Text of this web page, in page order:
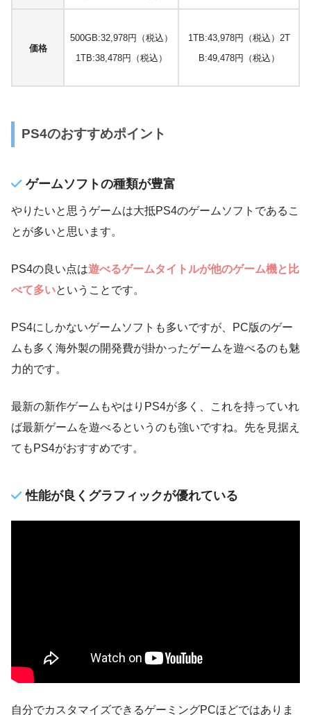
価格
500GB:32,978円（税込）
1TB:38,478円（税込）
1TB:43,978円（税込） 2T
B:49,478円（税込）
PS4のおすすめポイント
ゲームソフトの種類が豊富
やりたいと思うゲームは大抵PS4のゲームソフトであるこ
とが多いと思います。
PS4の良い点は遊べるゲームタイトルが他のゲーム機と比
べて多いということです。
PS4にしかないゲームソフトも多いですが、PC版のゲー
ムも多く海外製の開発費が掛かったゲームを遊べるのも魅
力的です。
最新の新作ゲームもやはりPS4が多く、これを持っていれ
ば最新ゲームを遊べるというのも強いですね。先を見据え
てもPS4がおすすめです。
性能が良くグラフィックが優れている
自分でカスタマイズできるゲーミングPCほどではありま